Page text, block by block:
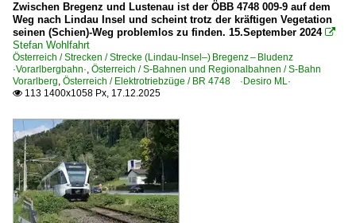
Österreich
Bahndienstfahrzeuge
X 552.0 · 9131 P&T MTW 100 Motorturmwagen
X 627.5 P&T OBW 10 Oberbaumotorwagen
X 630.5 ROBEL 54.22 Oberbauwagen
9123 P&T Unimat 09-32/4S Dynamic Strecken- und
Gleisbaumaschinen
P&T Dynamic Stopfexpress 09-4X Gleisstopfmaschinen
Zwischen Bregenz und Lustenau ist der ÖBB 4748 009-9 auf dem
Weg nach Lindau Insel und scheint trotz der kräftigen Vegetation
seinen (Schien)-Weg problemlos zu finden. 15.September 2024 
Stefan Wohlfahrt
Österreich / Strecken / Strecke (Lindau-Insel–) Bregenz – Bludenz
·Vorarlbergbahn·, Österreich / S-Bahnen und Regionalbahnen / S-Bahn
Vorarlberg, Österreich / Elektrotriebzüge / BR 4748 ·Desiro ML·
 113 1400x1058 Px, 17.12.2025